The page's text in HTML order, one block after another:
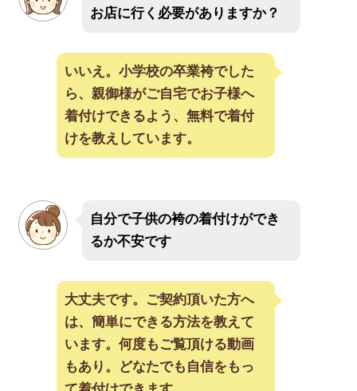
お店に行く必要がありますか？
いいえ。小学校の卒業袴でした
ら、親御様がご自宅でお子様へ
着付けできるよう、無料で着付
けを教えしています。
自分で子供の袴の着付けができ
るか不安です
大丈夫です。ご契約頂いた方へ
は、簡単にできる方法を教えて
います。何度もご覧頂ける動画
もあり。どなたでも自信をもっ